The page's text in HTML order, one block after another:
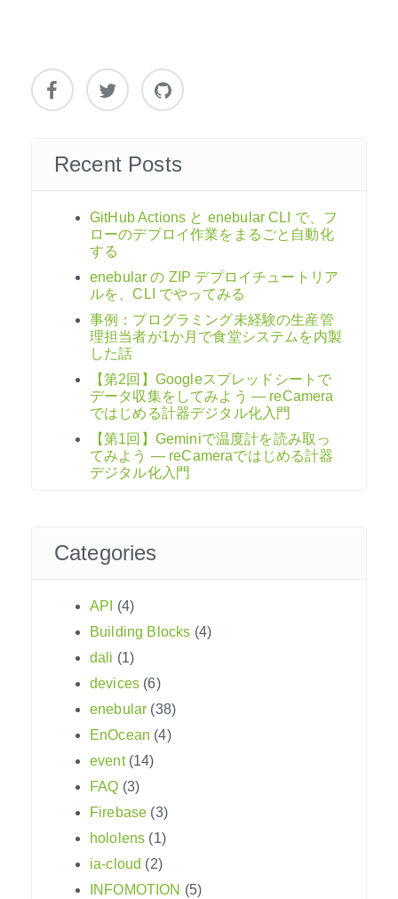
Recent Posts
GitHub Actions と enebular CLI で、フ
ローのデプロイ作業をまるごと自動化
する
enebular の ZIP デプロイチュートリア
ルを、CLI でやってみる
事例：プログラミング未経験の生産管
理担当者が1か月で食堂システムを内製
した話
【第2回】Googleスプレッドシートで
データ収集をしてみよう ― reCamera
ではじめる計器デジタル化入門
【第1回】Geminiで温度計を読み取っ
てみよう ― reCameraではじめる計器
デジタル化入門
Categories
API
(4)
Building Blocks (4)
dali (1)
devices (6)
enebular (38)
EnOcean (4)
event(14)
FAQ (3)
Firebase (3)
hololens (1)
ia-cloud (2)
INFOMOTION (5)